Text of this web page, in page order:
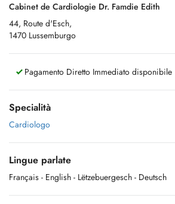
Cabinet de Cardiologie Dr. Famdie Edith
44, Route d'Esch,
1470 Lussemburgo
Pagamento Diretto Immediato disponibile
Specialità
Cardiologo
Lingue parlate
Français - English - Lëtzebuergesch - Deutsch